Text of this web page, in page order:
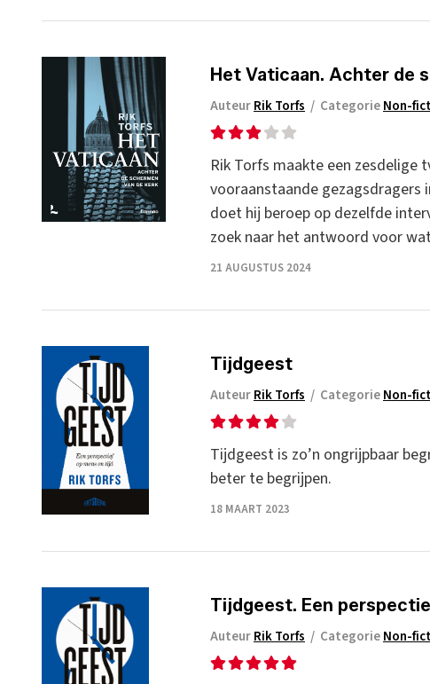
Het Vaticaan. Achter de
AuteurRik Torfs / CategorieNon-
Rik Torfs maakte een zesdelige
vooraanstaande gezagsdragers
doet hij beroep op dezelfde
zoek naar het antwoord voor
21 AUGUSTUS 2024
Tijdgeest
AuteurRik Torfs / CategorieNon-
Tijdgeest is zo’n ongrijpbaar
beter te begrijpen.
18 MAART 2023
Tijdgeest. Een
AuteurRik Torfs / CategorieNon-